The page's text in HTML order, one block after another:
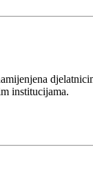
institucijama.